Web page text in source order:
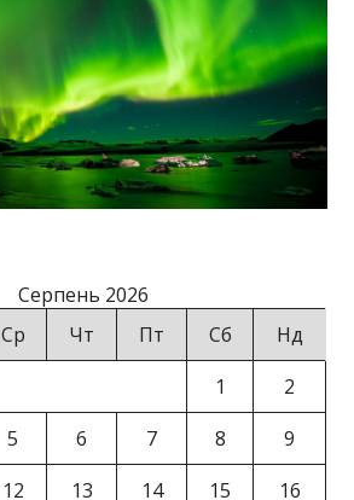
Серпень 2026
Ср Чт Пт Сб
Нд
1
2
5 6 7 8
9
12 13 14 15 16